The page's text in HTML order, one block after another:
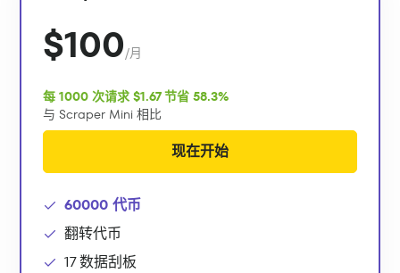
$100/月
每 1000 次请求 $1.67 节省 58.3%
与 Scraper Mini 相比
现在开始
60000 代币
翻转代币
17 数据刮板